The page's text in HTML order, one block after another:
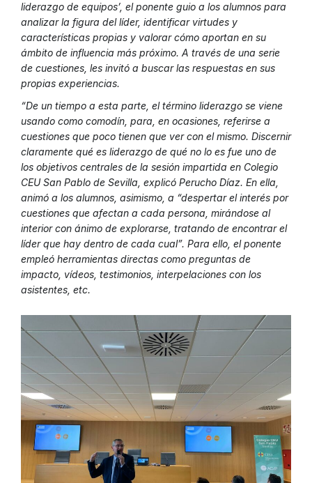
liderazgo de equipos’, el ponente guio a los alumnos para
analizar la figura del líder, identificar virtudes y
características propias y valorar cómo aportan en su
ámbito de influencia más próximo. A través de una serie
de cuestiones, les invitó a buscar las respuestas en sus
propias experiencias.
“De un tiempo a esta parte, el término liderazgo se viene
usando como comodín, para, en ocasiones, referirse a
cuestiones que poco tienen que ver con el mismo. Discernir
claramente qué es liderazgo de qué no lo es fue uno de
los objetivos centrales de la sesión impartida en Colegio
CEU San Pablo de Sevilla, explicó Perucho Díaz. En ella,
animó a los alumnos, asimismo, a “despertar el interés por
cuestiones que afectan a cada persona, mirándose al
interior con ánimo de explorarse, tratando de encontrar el
líder que hay dentro de cada cual”. Para ello, el ponente
empleó herramientas directas como preguntas de
impacto, vídeos, testimonios, interpelaciones con los
asistentes, etc.